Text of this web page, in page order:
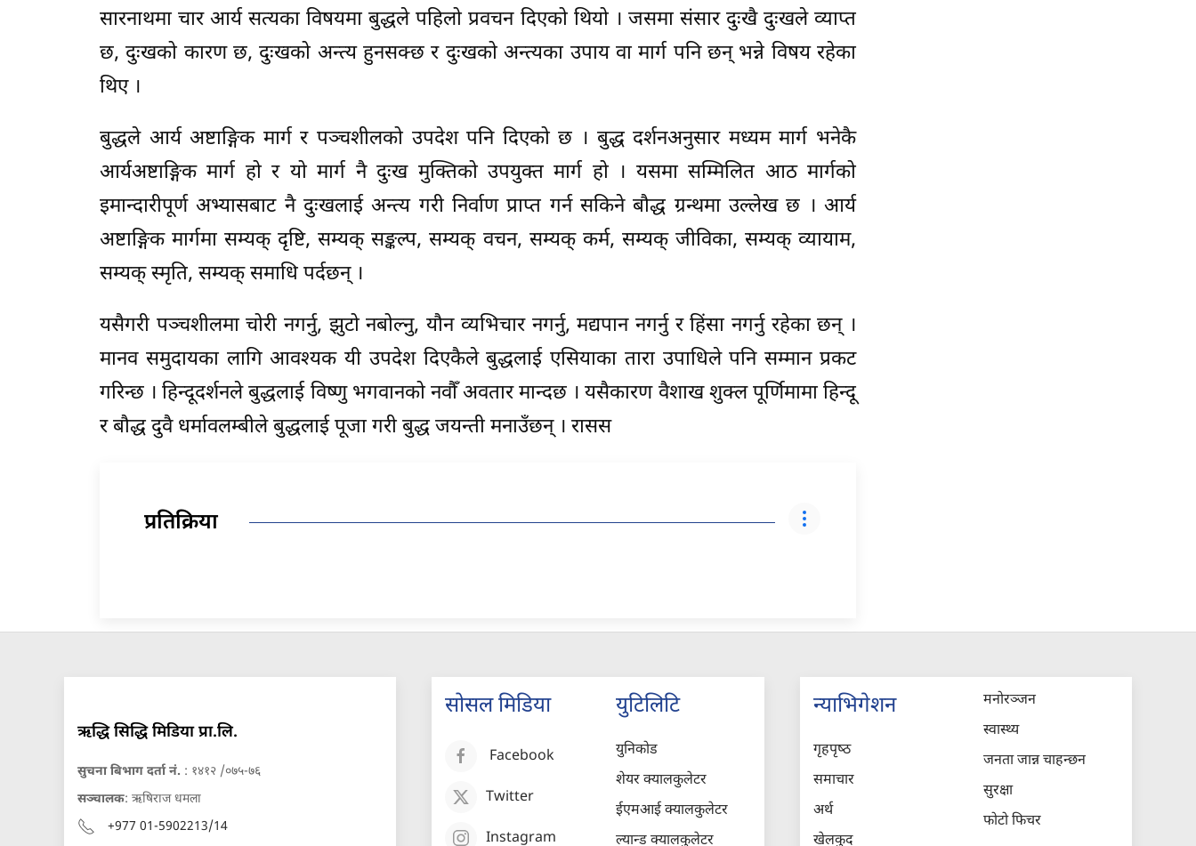
सारनाथमा चार आर्य सत्यका विषयमा बुद्धले पहिलो प्रवचन दिएको थियो । जसमा संसार दुःखै दुःखले व्याप्त
छ, दुःखको कारण छ, दुःखको अन्त्य हुनसक्छ र दुःखको अन्त्यका उपाय वा मार्ग पनि छन् भन्ने विषय रहेका
थिए ।
बुद्धले आर्य अष्टाङ्गिक मार्ग र पञ्चशीलको उपदेश पनि दिएको छ । बुद्ध दर्शनअनुसार मध्यम मार्ग भनेकै
आर्यअष्टाङ्गिक मार्ग हो र यो मार्ग नै दुःख मुक्तिको उपयुक्त मार्ग हो । यसमा सम्मिलित आठ मार्गको
इमान्दारीपूर्ण अभ्यासबाट नै दुःखलाई अन्त्य गरी निर्वाण प्राप्त गर्न सकिने बौद्ध ग्रन्थमा उल्लेख छ । आर्य
अष्टाङ्गिक मार्गमा सम्यक् दृष्टि, सम्यक् सङ्कल्प, सम्यक् वचन, सम्यक् कर्म, सम्यक् जीविका, सम्यक् व्यायाम,
सम्यक् स्मृति, सम्यक् समाधि पर्दछन् ।
यसैगरी पञ्चशीलमा चोरी नगर्नु, झुटो नबोल्नु, यौन व्यभिचार नगर्नु, मद्यपान नगर्नु र हिंसा नगर्नु रहेका छन् ।
मानव समुदायका लागि आवश्यक यी उपदेश दिएकैले बुद्धलाई एसियाका तारा उपाधिले पनि सम्मान प्रकट
गरिन्छ । हिन्दूदर्शनले बुद्धलाई विष्णु भगवानको नवौँ अवतार मान्दछ । यसैकारण वैशाख शुक्ल पूर्णिमामा हिन्दू
र बौद्ध दुवै धर्मावलम्बीले बुद्धलाई पूजा गरी बुद्ध जयन्ती मनाउँछन् । रासस
प्रतिक्रिया
ऋद्धि सिद्धि मिडिया प्रा.लि.
सुचना बिभाग दर्ता नं. : १४१२ /०७५-७६
सञ्चालक: ऋषिराज धमला
+977 01-5902213/14
सोसल मिडिया
Facebook
Twitter
Instagram
युटिलिटि
युनिकोड
शेयर क्यालकुलेटर
ईएमआई क्यालकुलेटर
ल्यान्ड क्यालकुलेटर
न्याभिगेशन
गृहपृष्‍ठ
समाचार
अर्थ
खेलकुद
मनोरञ्जन
स्वास्थ्य
जनता जान्न चाहन्छन
सुरक्षा
फोटो फिचर